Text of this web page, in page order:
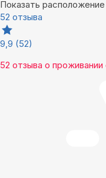
Показать
52 отзыва
9,9 (52)
52 отзыва о